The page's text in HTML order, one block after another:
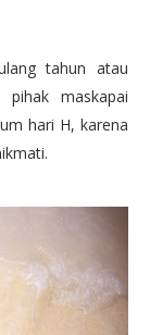
tahun atau
maskapai
hari H, karena